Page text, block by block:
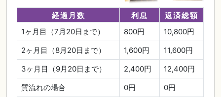
経過月数 利息
返済総額
1ヶ月目（7月20日まで）
800円
10,800円
2ヶ月目（8月20日まで）
1,600円
11,600円
3ヶ月目（9月20日まで）
2,400円
12,400円
質流れの場合
0円 0円